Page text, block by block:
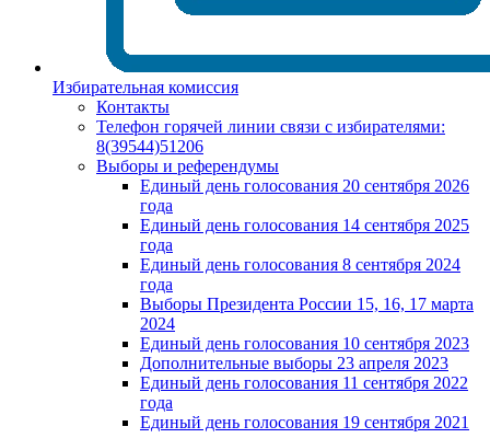
Избирательная комиссия
Контакты
Телефон горячей линии связи с избирателями:
8(39544)51206
Выборы и референдумы
Единый день голосования 20 сентября 2026
года
Единый день голосования 14 сентября 2025
года
Единый день голосования 8 сентября 2024
года
Выборы Президента России 15, 16, 17 марта
2024
Единый день голосования 10 сентября 2023
Дополнительные выборы 23 апреля 2023
Единый день голосования 11 сентября 2022
года
Единый день голосования 19 сентября 2021